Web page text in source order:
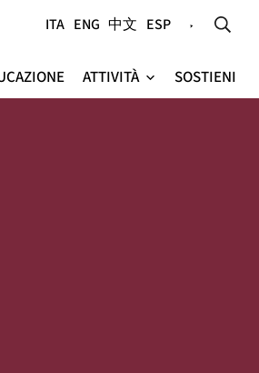
ITA ENG 中文 ESP
ATTIVITÀ SOSTIENI